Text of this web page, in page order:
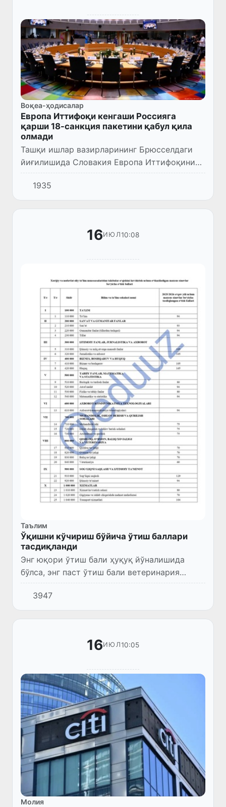
Воқеа-ҳодисалар
Европа Иттифоқи кенгаши Россияга
қарши 18-санкция пакетини қабул қила
олмади
Ташқи ишлар вазирларининг Брюсселдаги
йиғилишида Словакия Европа Иттифоқининг
Россияга қарши санкцияларининг 18-
пакетига қўйган ветосини бекор қилмади.
Братислава билан музокаралар...
1935
16ИЮЛ10:08
Таълим
Ўқишни кўчириш бўйича ўтиш баллари
тасдиқланди
Энг юқори ўтиш бали ҳуқуқ йўналишида
бўлса, энг паст ўтиш бали ветеринария
йўналишида белгиланган.
3947
16ИЮЛ10:05
Молия